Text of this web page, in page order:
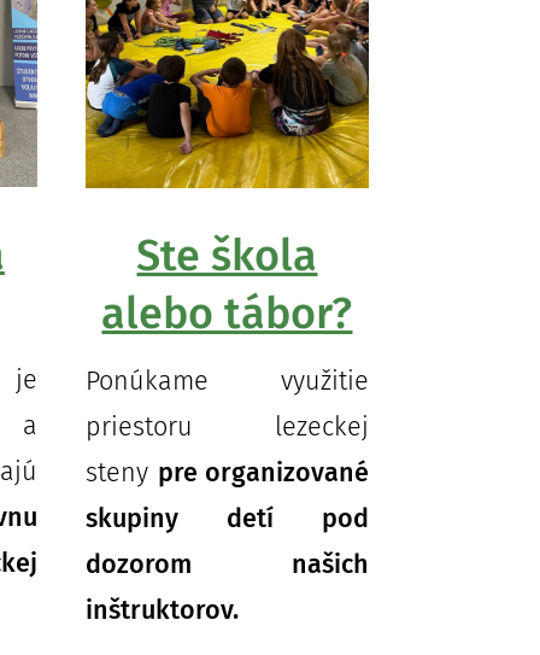
je
a
Ste škola
alebo tábor?
Ponúkame využitie
priestoru lezeckej
steny pre organizované
skupiny detí pod
dozorom našich
inštruktorov.